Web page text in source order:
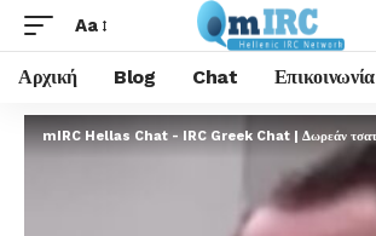
Aa
Αρχική Blog Chat Επικοινωνία